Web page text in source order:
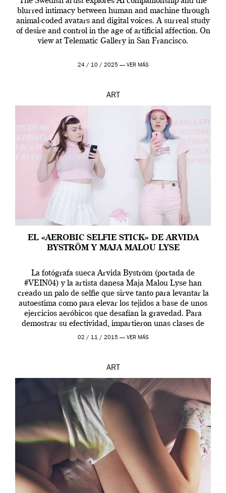
blurred intimacy between human and machine through
animal-coded avatars and digital voices. A surreal study
of desire and control in the age of artificial affection. On
view at Telematic Gallery in San Francisco.
24 / 10 / 2025 — VER MÁS
ART
EL «AEROBIC SELFIE STICK» DE ARVIDA
BYSTRÖM Y MAJA MALOU LYSE
La fotógrafa sueca Arvida Byström (portada de
#VEIN04) y la artista danesa Maja Malou Lyse han
creado un palo de selfie que sirve tanto para levantar la
autoestima como para elevar los tejidos a base de unos
ejercicios aeróbicos que desafían la gravedad. Para
demostrar su efectividad, impartieron unas clases de
prueba en el Tate […]
02 / 11 / 2015 — VER MÁS
ART